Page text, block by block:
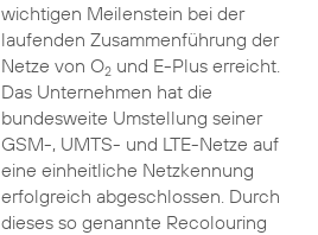
wichtigen Meilenstein bei der
laufenden Zusammenführung der
Netze von O2und E-Plus erreicht.
Das Unternehmen hat die
bundesweite Umstellung seiner
GSM-, UMTS- und LTE-Netze auf
eine einheitliche Netzkennung
erfolgreich abgeschlossen. Durch
dieses so genannte Recolouring